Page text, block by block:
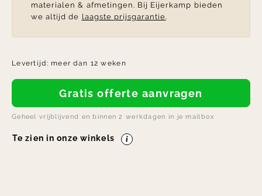
materialen & afmetingen. Bij Eijerkamp bieden
we altijd de laagste prijsgarantie.
Levertijd: meer dan 12 weken
Gratis offerte aanvragen
Geheel vrijblijvend en binnen 2 werkdagen in je mailbox
Te zien in onze winkels